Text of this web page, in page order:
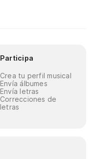
Participa
Crea tu perfil musical
Envía álbumes
Envía letras
Correcciones de
letras